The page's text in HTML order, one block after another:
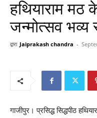
हथियाराम मठ
जन्मोत्सव भव्य
द्वारा Jaiprakash chandra -
गाजीपुर। प्रसिद्ध सिद्धपीठ